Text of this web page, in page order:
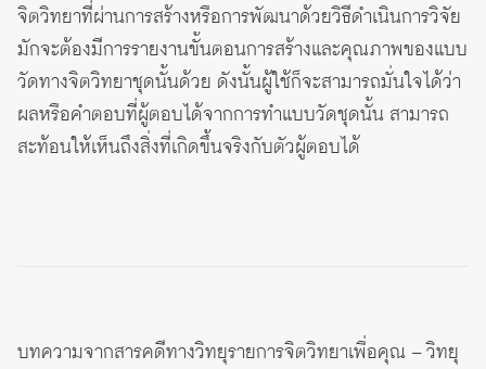
จิตวิทยาที่ผ่านการสร้างหรือการพัฒนาด้วยวิธีดำเนินการวิจัย
มักจะต้องมีการรายงานขั้นตอนการสร้างและคุณภาพของแบบ
วัดทางจิตวิทยาชุดนั้นด้วย ดังนั้นผู้ใช้ก็จะสามารถมั่นใจได้ว่า
ผลหรือคำตอบที่ผู้ตอบได้จากการทำแบบวัดชุดนั้น สามารถ
สะท้อนให้เห็นถึงสิ่งที่เกิดขึ้นจริงกับตัวผู้ตอบได้
บทความจากสารคดีทางวิทยุรายการจิตวิทยาเพื่อคุณ – วิทยุ